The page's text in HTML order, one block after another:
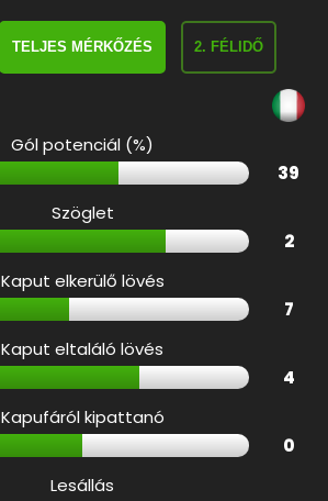
TELJES MÉRKŐZÉS 2. FÉLIDŐ
Gól potenciál (%)
Szöglet
Kaput elkerülő lövés
Kaput eltaláló lövés
Kapufáról kipattanó
Lesállás
39
2
7
4
0